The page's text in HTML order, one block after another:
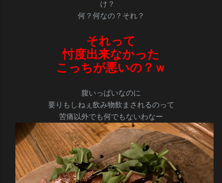
け？
何？何なの？それ？
それって
忖度出来なかった
こっちが悪いの？ｗ
腹いっぱいなのに
要りもしねぇ飲み物飲まされるのって
苦痛以外でも何でもないわなー